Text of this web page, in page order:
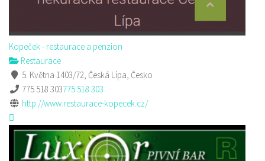
Kopeček - restaurace a penzion
Restaurace
5. Května 1403/72, Česká Lípa, Česko
775 518 303775 518 303
http://www.restaurace-kopecek.cz/